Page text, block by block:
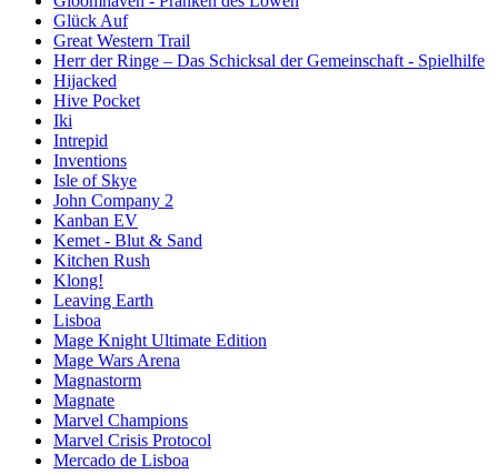
Glück Auf
Great Western Trail
Herr der Ringe – Das Schicksal der Gemeinschaft - Spielhilfe
Hijacked
Hive Pocket
Iki
Intrepid
Inventions
Isle of Skye
John Company 2
Kanban EV
Kemet - Blut & Sand
Kitchen Rush
Klong!
Leaving Earth
Lisboa
Mage Knight Ultimate Edition
Mage Wars Arena
Magnastorm
Magnate
Marvel Champions
Marvel Crisis Protocol
Mercado de Lisboa